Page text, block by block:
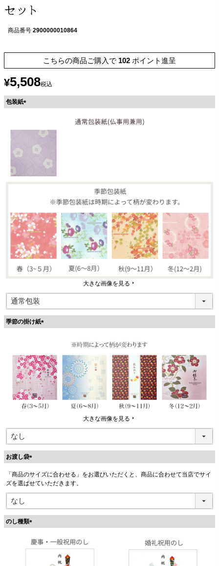
セット
商品番号 2900000010864
こちらの商品ご購入で 102 ポイント進呈
¥5,508税込
包装紙
須
大きな画像を見る
季節の掛け紙
)
大きな画像を見る
お渡し袋
必
須
)
「商品のサイズに合わせる」をお選びいただくと、商品に合わせて当店でサイ
ズを選ばせていただきます。
のし種類
必
須